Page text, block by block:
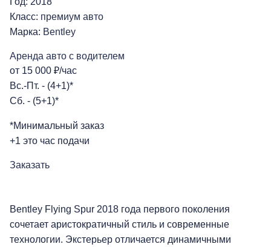
Класс: премиум авто
Марка: Bentley
Аренда авто с водителем
от 15 000 ₽/час
Вс.-Пт. - (4+1)*
Сб. - (5+1)*
*Минимальный заказ
+1 это час подачи
Заказать
Bentley Flying Spur 2018 года первого поколения
сочетает аристократичный стиль и современные
технологии. Экстерьер отличается динамичными